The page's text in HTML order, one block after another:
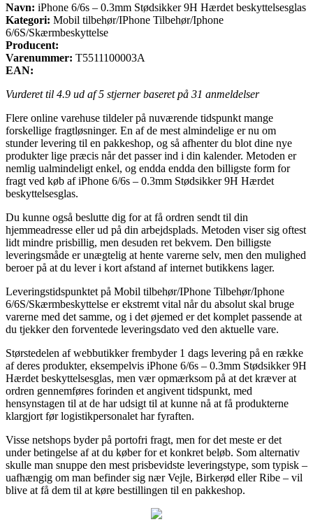
Navn: iPhone 6/6s – 0.3mm Stødsikker 9H Hærdet beskyttelsesglas
Kategori: Mobil tilbehør/IPhone Tilbehør/Iphone
6/6S/Skærmbeskyttelse
Producent:
Varenummer: T5511100003A
EAN:
Vurderet til 4.9 ud af 5 stjerner baseret på 31 anmeldelser
Flere online varehuse tildeler på nuværende tidspunkt mange
forskellige fragtløsninger. En af de mest almindelige er nu om
stunder levering til en pakkeshop, og så afhenter du blot dine nye
produkter lige præcis når det passer ind i din kalender. Metoden er
nemlig ualmindeligt enkel, og endda endda den billigste form for
fragt ved køb af iPhone 6/6s – 0.3mm Stødsikker 9H Hærdet
beskyttelsesglas.
Du kunne også beslutte dig for at få ordren sendt til din
hjemmeadresse eller ud på din arbejdsplads. Metoden viser sig oftest
lidt mindre prisbillig, men desuden ret bekvem. Den billigste
leveringsmåde er unægtelig at hente varerne selv, men den mulighed
beroer på at du lever i kort afstand af internet butikkens lager.
Leveringstidspunktet på Mobil tilbehør/IPhone Tilbehør/Iphone
6/6S/Skærmbeskyttelse er ekstremt vital når du absolut skal bruge
varerne med det samme, og i det øjemed er det komplet passende at
du tjekker den forventede leveringsdato ved den aktuelle vare.
Størstedelen af webbutikker frembyder 1 dags levering på en række
af deres produkter, eksempelvis iPhone 6/6s – 0.3mm Stødsikker 9H
Hærdet beskyttelsesglas, men vær opmærksom på at det kræver at
ordren gennemføres forinden et angivent tidspunkt, med
hensynstagen til at de har udsigt til at kunne nå at få produkterne
klargjort før logistikpersonalet har fyraften.
Visse netshops byder på portofri fragt, men for det meste er det
under betingelse af at du køber for et konkret beløb. Som alternativ
skulle man snuppe den mest prisbevidste leveringstype, som typisk –
uafhængig om man befinder sig nær Vejle, Birkerød eller Ribe – vil
blive at få dem til at køre bestillingen til en pakkeshop.